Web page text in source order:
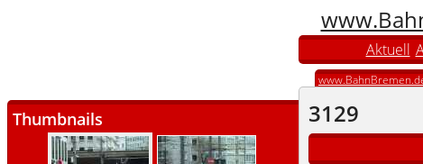
Aktuell
Thumbnails 3129